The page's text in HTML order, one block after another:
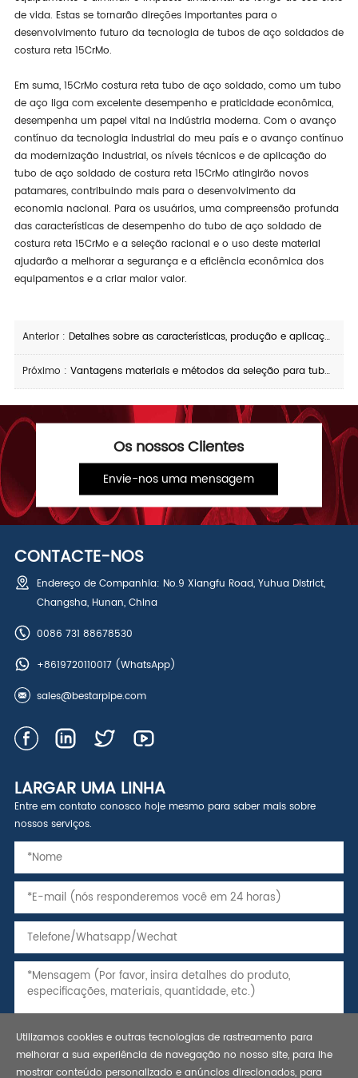
de vida. Estas se tornarão direções importantes para o
desenvolvimento futuro da tecnologia de tubos de aço soldados de
costura reta 15CrMo.
Em suma, 15CrMo costura reta tubo de aço soldado, como um tubo
de aço liga com excelente desempenho e praticidade econômica,
desempenha um papel vital na indústria moderna. Com o avanço
contínuo da tecnologia industrial do meu país e o avanço contínuo
da modernização industrial, os níveis técnicos e de aplicação do
tubo de aço soldado de costura reta 15CrMo atingirão novos
patamares, contribuindo mais para o desenvolvimento da
economia nacional. Para os usuários, uma compreensão profunda
das características de desempenho do tubo de aço soldado de
costura reta 15CrMo e a seleção racional e o uso deste material
ajudarão a melhorar a segurança e a eficiência econômica dos
equipamentos e a criar maior valor.
Anterior : Detalhes sobre as características, produção e aplicações de 10Cr9Mo1VNbN Seamless Steel Pipe
Próximo : Vantagens materiais e métodos da seleção para tubulações industriais do aço carbono
Os nossos Clientes
Envie-nos uma mensagem
CONTACTE-NOS
Endereço de Companhia: No.9 Xiangfu Road, Yuhua District,
Changsha, Hunan, China
0086 731 88678530
+8619720110017(WhatsApp)
sales@bestarpipe.com
LARGAR UMA LINHA
Entre em contato conosco hoje mesmo para saber mais sobre
nossos serviços.
Utilizamos cookies e outras tecnologias de rastreamento para
melhorar a sua experiência de navegação no nosso site, para lhe
mostrar conteúdo personalizado e anúncios direcionados, para